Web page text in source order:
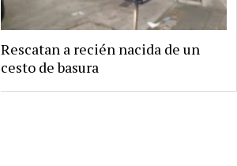
Rescatan a recién nacida de un
cesto de basura